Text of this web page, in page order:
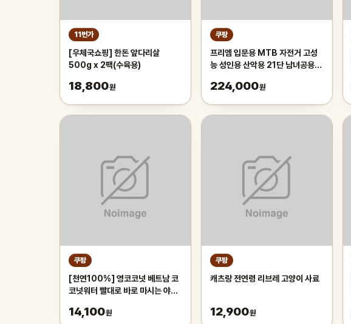
11번가
[우체국쇼핑] 한돈 앞다리살
500g x 2팩(수육용)
18,800원
쿠팡
프리엠 입문용 MTB 자전거 고성
능 성인용 산악용 21단 남녀공용
175cm, 그레이 오렌지/21단/26
224,000원
쿠팡
[천연100%] 영코코넛 베트남 코
코넛워터 빨대로 바로 마시는 야자
내외(2과입)
14,100원
쿠팡
캐츠랑 전연령 리브레 고양이 사료
12,900원